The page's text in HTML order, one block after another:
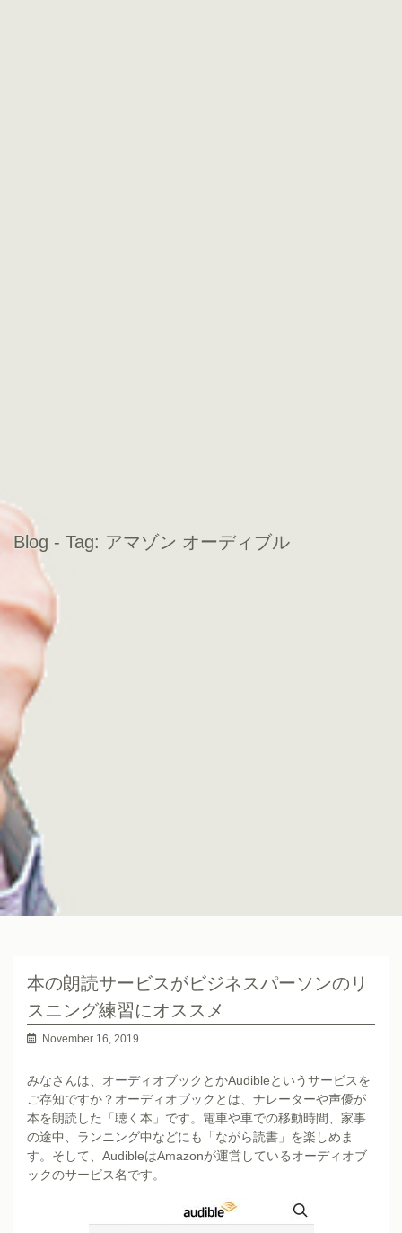
Blog - Tag: アマゾン オーディブル
本の朗読サービスがビジネスパーソンのリ
スニング練習にオススメ
November 16, 2019
みなさんは、オーディオブックとかAudibleというサービスを
ご存知ですか？オーディオブックとは、ナレーターや声優が
本を朗読した「聴く本」です。電車や車での移動時間、家事
の途中、ランニング中などにも「ながら読書」を楽しめま
す。そして、AudibleはAmazonが運営しているオーディオブ
ックのサービス名です。